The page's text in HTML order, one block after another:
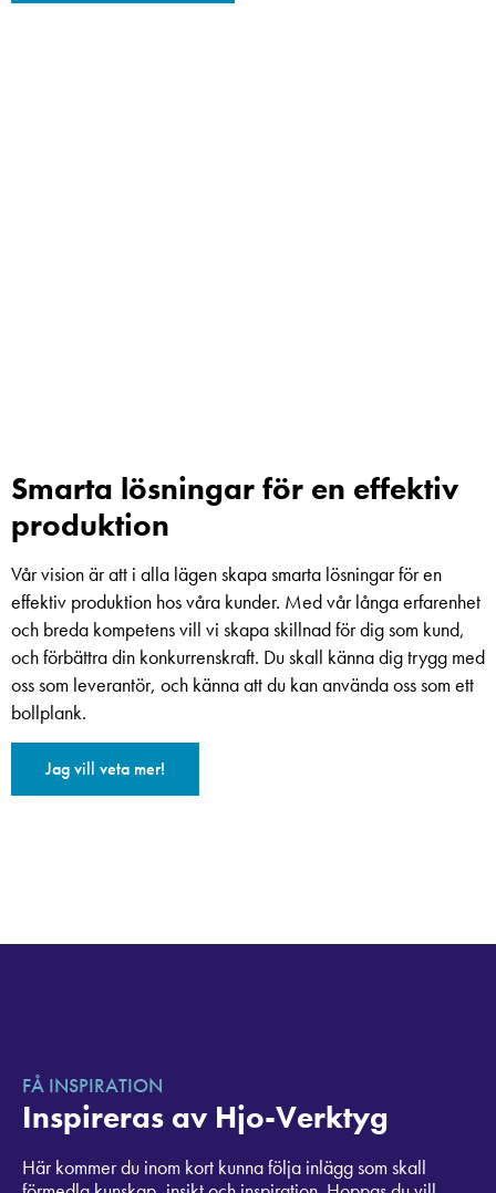
Smarta lösningar för en effektiv
produktion
Vår vision är att i alla lägen skapa smarta lösningar för en
effektiv produktion hos våra kunder. Med vår långa erfarenhet
och breda kompetens vill vi skapa skillnad för dig som kund,
och förbättra din konkurrenskraft. Du skall känna dig trygg med
oss som leverantör, och känna att du kan använda oss som ett
bollplank.
Jag vill veta mer!
FÅ INSPIRATION
Inspireras av Hjo-Verktyg
Här kommer du inom kort kunna följa inlägg som skall